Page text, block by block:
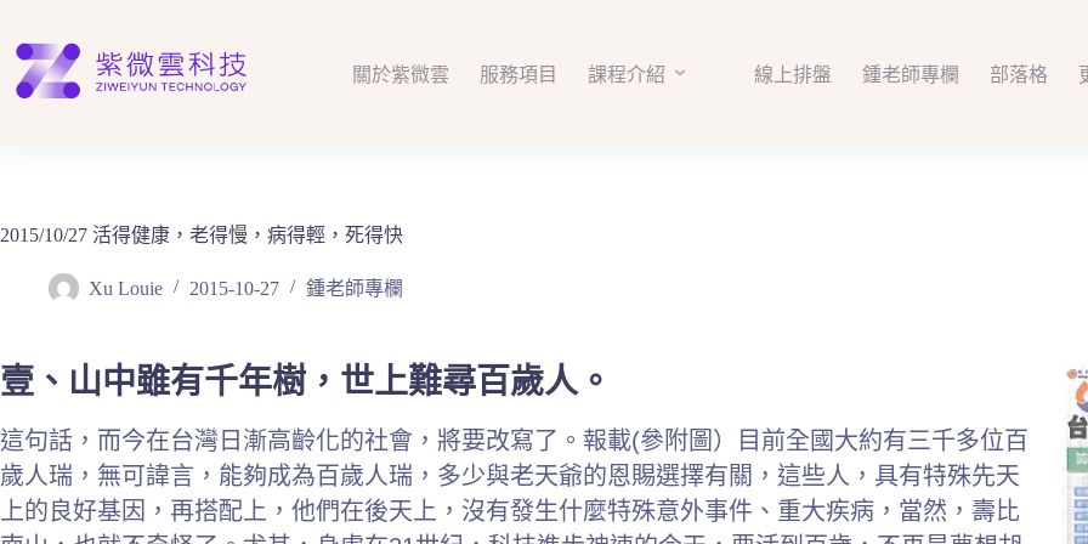
至
要
關於紫微雲 服務項目 課程介紹 線上排盤 鍾老師專欄 部落格
2015/10/27 活得健康，老得慢，病得輕，死得快
Xu Louie 2015-10-27 鍾老師專欄
壹、山中雖有千年樹，世上難尋百歲人。
這句話，而今在台灣日漸高齡化的社會，將要改寫了。報載(參附圖）目前全國大約有三千多位百
歲人瑞，無可諱言，能夠成為百歲人瑞，多少與老天爺的恩賜選擇有關，這些人，具有特殊先天
上的良好基因，再搭配上，他們在後天上，沒有發生什麼特殊意外事件、重大疾病，當然，壽比